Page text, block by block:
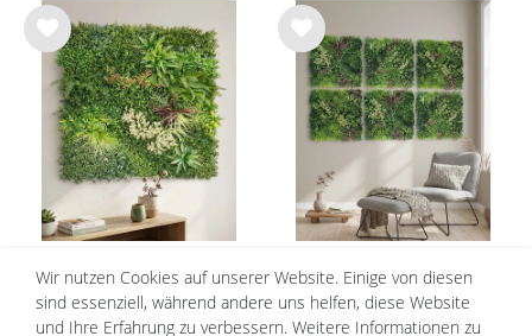
Wu
nsc
hlist
Sommerwiese, 100x100 cm
89,99 € 69,99 €
Wu
nsc
hlist
Jungle, 6er Set, 100x100 cm
399,00 € 339,00 €
Wir nutzen Cookies auf unserer Website. Einige von diesen
sind essenziell, während andere uns helfen, diese Website
und Ihre Erfahrung zu verbessern. Weitere Informationen zu